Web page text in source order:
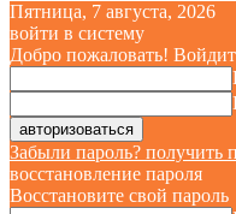
Пятница, 7 августа, 2026
войти в систему
Добро пожаловать!
Забыли пароль? получить
восстановление пароля
Восстановите свой пароль